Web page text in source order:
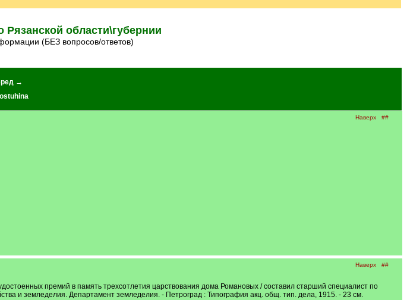
области\губернии
(БЕЗ вопросов/ответов)
→
Наверх ##
Наверх ##
премий в память трехсотлетия царствования дома Романовых / составил старший специалист по
и земледелия. Департамент земледелия. - Петроград : Типография акц. общ. тип. дела, 1915. - 23 см.